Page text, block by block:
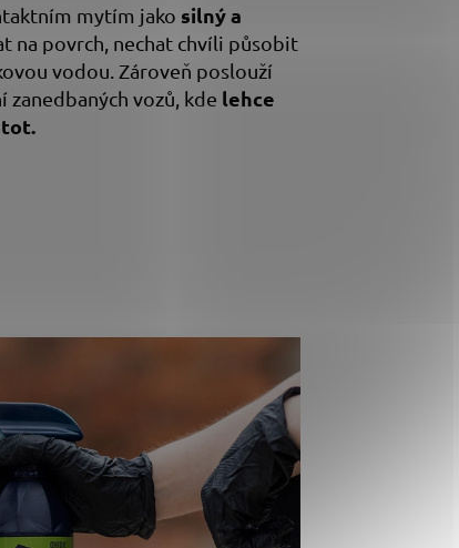
mytím jako silný a
na povrch, nechat chvíli působit
vodou. Zároveň poslouží
vozů, kde lehce